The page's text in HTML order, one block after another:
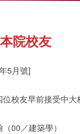
院校友
5月號]
位校友早前接受中大
00／建築學）